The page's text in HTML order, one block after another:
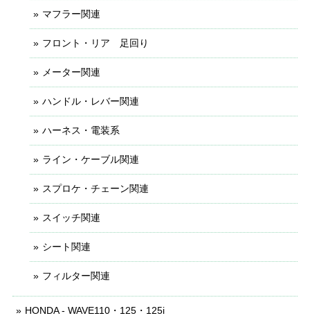
マフラー関連
フロント・リア 足回り
メーター関連
ハンドル・レバー関連
ハーネス・電装系
ライン・ケーブル関連
スプロケ・チェーン関連
スイッチ関連
シート関連
フィルター関連
HONDA - WAVE110・125・125i